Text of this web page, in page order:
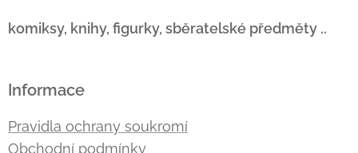
komiksy, knihy, figurky, sběratelské předměty ..
Informace
Pravidla ochrany soukromí
Obchodní podmínky